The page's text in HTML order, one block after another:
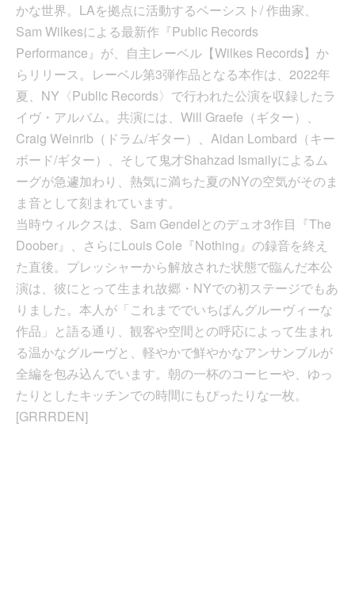
かな世界。LAを拠点に活動するベーシスト/ 作曲家、
Sam Wilkesによる最新作『Public Records
Performance』が、自主レーベル【Wilkes Records】か
らリリース。レーベル第3弾作品となる本作は、2022年
夏、NY〈Public Records〉で行われた公演を収録したラ
イヴ・アルバム。共演には、Will Graefe（ギター）、
Craig Weinrib（ドラム/ギター）、Aidan Lombard（キー
ボード/ギター）、そして鬼才Shahzad Ismailyによるム
ーグが急遽加わり、熱気に満ちた夏のNYの空気がそのま
ま音として刻まれています。
当時ウィルクスは、Sam Gendelとのデュオ3作目『The
Doober』、さらにLouis Cole『Nothing』の録音を終え
た直後。プレッシャーから解放された状態で臨んだ本公
演は、彼にとって生まれ故郷・NYでの初ステージでもあ
りました。本人が「これまででいちばんグルーヴィーな
作品」と語る通り、観客や空間との呼応によって生まれ
る温かなグルーヴと、軽やかで鮮やかなアンサンブルが
全編を包み込んでいます。朝の一杯のコーヒーや、ゆっ
たりとしたキッチンでの時間にもぴったりな一枚。
[GRRRDEN]